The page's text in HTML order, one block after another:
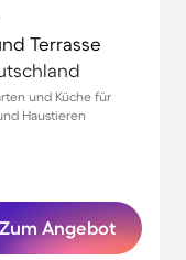
Terrasse
und Küche für
Haustieren
Zum Angebot